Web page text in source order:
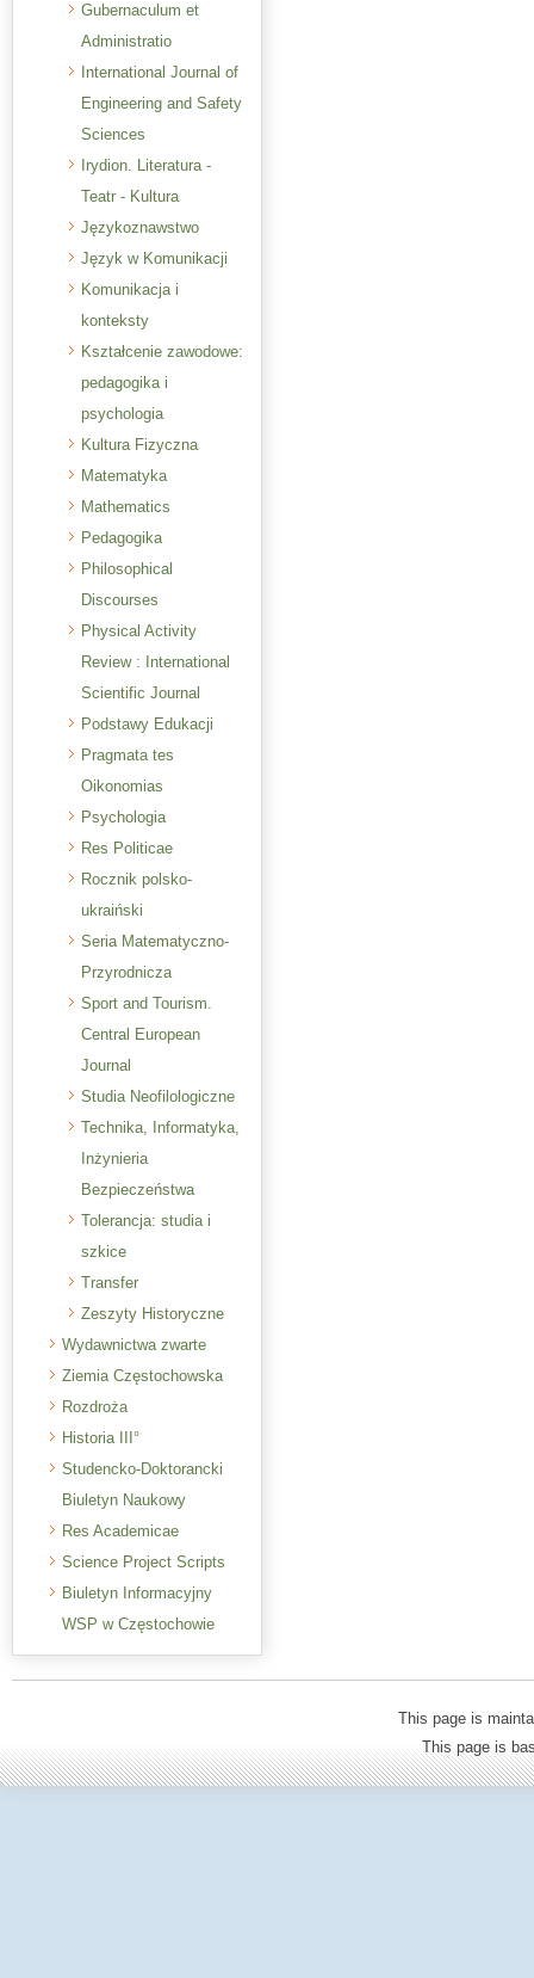
Gubernaculum et
Administratio
International Journal of
Engineering and Safety
Sciences
Irydion. Literatura -
Teatr - Kultura
Językoznawstwo
Język w Komunikacji
Komunikacja i
konteksty
Kształcenie zawodowe:
pedagogika i
psychologia
Kultura Fizyczna
Matematyka
Mathematics
Pedagogika
Philosophical
Discourses
Physical Activity
Review : International
Scientific Journal
Podstawy Edukacji
Pragmata tes
Oikonomias
Psychologia
Res Politicae
Rocznik polsko-
ukraiński
Seria Matematyczno-
Przyrodnicza
Sport and Tourism.
Central European
Journal
Studia Neofilologiczne
Technika, Informatyka,
Inżynieria
Bezpieczeństwa
Tolerancja: studia i
szkice
Transfer
Zeszyty Historyczne
Wydawnictwa zwarte
Ziemia Częstochowska
Rozdroża
Historia III°
Studencko-Doktorancki
Biuletyn Naukowy
Res Academicae
Science Project Scripts
Biuletyn Informacyjny
WSP w Częstochowie
This page is
This page is